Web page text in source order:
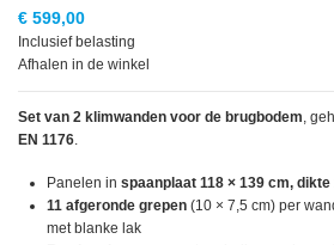
€ 599,00
Inclusief belasting
Afhalen in de winkel
Set van 2 klimwanden voor de brugbodem,
EN 1176.
Panelen in spaanplaat 118 × 139 cm, dikte
11 afgeronde grepen (10 × 7,5 cm) per
met blanke lak